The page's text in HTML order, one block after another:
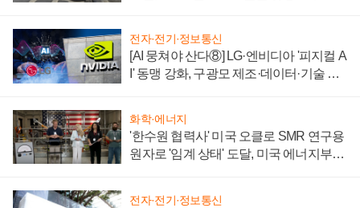
전자·전기·정보통신
[AI 뭉쳐야 산다⑧] LG·엔비디아 '피지컬 A
I' 동맹 강화, 구광모 제조·데이터·기술 결
화학·에너지
'한수원 협력사' 미국 오클로 SMR 연구용
원자로 '임계 상태' 도달, 미국 에너지부
전자·전기·정보통신